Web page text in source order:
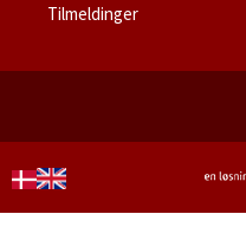
Tilmeldinger